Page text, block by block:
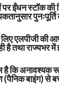
ईंधन स्टॉक की
एलपीजी की
है तथा राज्यभर
है कि अनावश्यक
बाइंग) से